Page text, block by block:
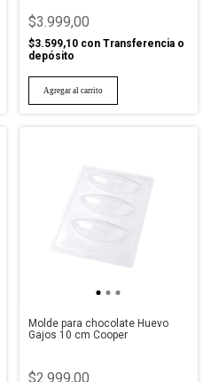
$3.999,00
$3.599,10 con Transferencia o
depósito
Molde para chocolate Huevo
Gajos 10 cm Cooper
$2.999,00